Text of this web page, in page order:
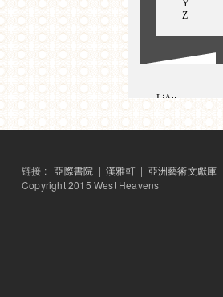
Y
Z
LiAn
黎安
拉贾德雅克萨
林峰
梁捷
链接 :亞際書院 |漢雅軒 | 亞洲藝術文獻庫
Copyright 2015 West Heavens